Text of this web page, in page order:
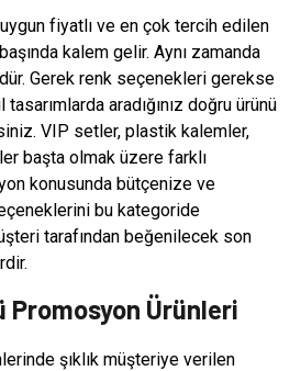
fiyatlı ve en çok tercih edilen
kalem gelir. Aynı zamanda
Gerek renk seçenekleri gerekse
aradığınız doğru ürünü
VIP setler, plastik kalemler,
başta olmak üzere farklı
konusunda bütçenize ve
bu kategoride
tarafından beğenilecek son
Promosyon Ürünleri
şıklık müşteriye verilen